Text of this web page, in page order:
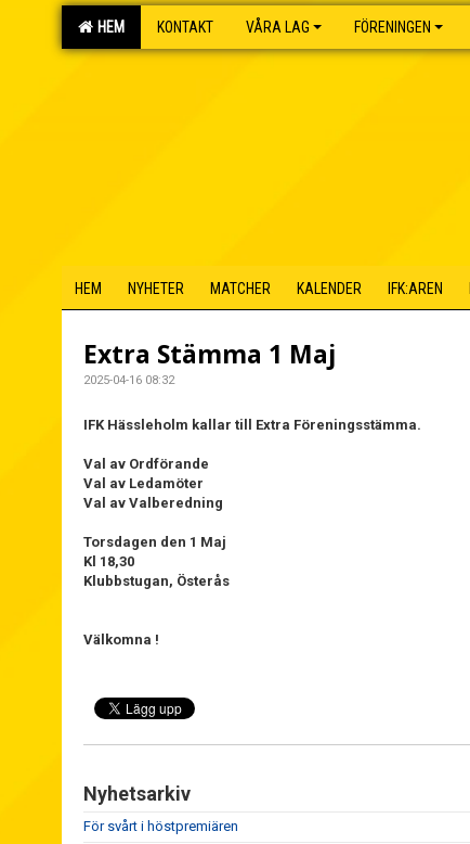
HEM KONTAKT VÅRA LAG FÖRENINGEN
HEM NYHETER MATCHER KALENDER IFK:AREN
Extra Stämma 1 Maj
2025-04-16 08:32
IFK Hässleholm kallar till Extra Föreningsstämma.
Val av Ordförande
Val av Ledamöter
Val av Valberedning
Torsdagen den 1 Maj
Kl 18,30
Klubbstugan, Österås
Välkomna !
Nyhetsarkiv
För svårt i höstpremiären